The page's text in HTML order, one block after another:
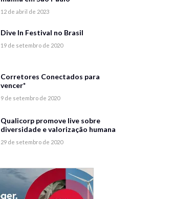
12 de abril de 2023
Dive In Festival no Brasil
19 de setembro de 2020
Corretores Conectados para
vencer*
9 de setembro de 2020
Qualicorp promove live sobre
diversidade e valorização humana
29 de setembro de 2020